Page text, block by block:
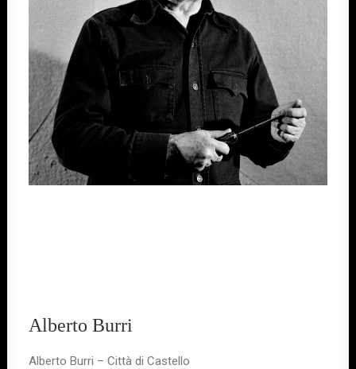
Alberto Burri
Alberto Burri – Città di Castello